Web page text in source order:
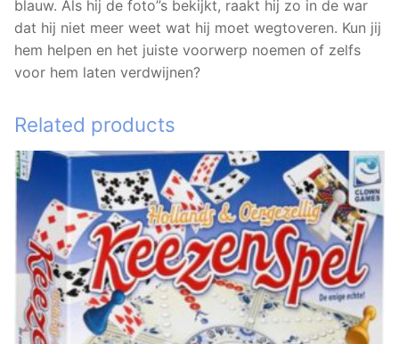
blauw. Als hij de foto”s bekijkt, raakt hij zo in de war
dat hij niet meer weet wat hij moet wegtoveren. Kun jij
hem helpen en het juiste voorwerp noemen of zelfs
voor hem laten verdwijnen?
Related products